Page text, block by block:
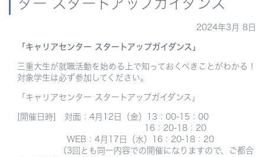
ター スタートアップガイダンス
2024年3月 8日
「キャリアセンター スタートアップガイダンス」
三重大生が就職活動を始める上で知っておくべきことがわかる！
対象学生は必ず参加してください。
「キャリアセンター スタートアップガイダンス」
[開催日時] 対面：4月12日（金）13：00-15：00
16：20-18：20
WEB：4月17日（水）16：20-18：20
（3回とも同一内容での開催になりますので、ご都合